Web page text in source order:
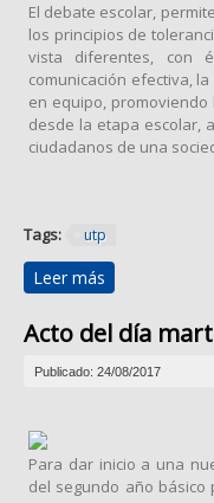
El debate escolar,
los principios de
vista diferentes, con
comunicación efectiva,
en equipo,
desde la etapa escolar,
ciudadanos de una
Tags: utp
Leer más
Acto del día
Publicado: 24/08/2017
Para dar inicio a una
del segundo año